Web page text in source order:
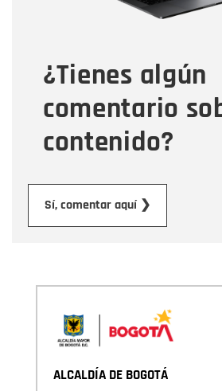
¿Tienes algún
comentario
contenido?
Sí, comentar aquí ❯
Tipo de comentario
Mensaje
ALCALDÍA DE BOGOTÁ